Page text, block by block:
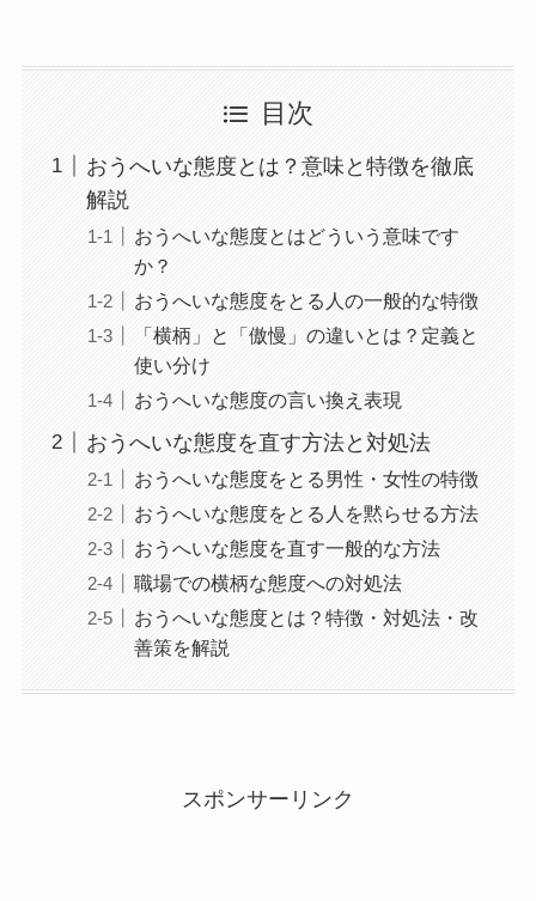
目次
おうへいな態度とは？意味と特徴を徹底
解説
おうへいな態度とはどういう意味です
か？
おうへいな態度をとる人の一般的な特徴
「横柄」と「傲慢」の違いとは？定義と
使い分け
おうへいな態度の言い換え表現
おうへいな態度を直す方法と対処法
おうへいな態度をとる男性・女性の特徴
おうへいな態度をとる人を黙らせる方法
おうへいな態度を直す一般的な方法
職場での横柄な態度への対処法
おうへいな態度とは？特徴・対処法・改
善策を解説
スポンサーリンク